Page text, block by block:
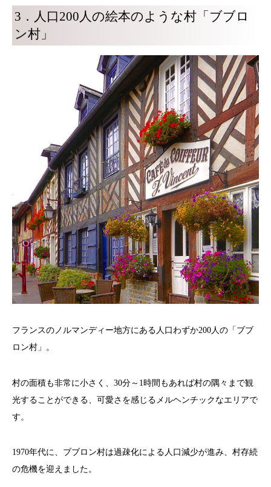
3．人口200人の絵本のような村「ブブロ
ン村」
フランスのノルマンディー地方にある人口わずか200人の「ブブ
ロン村」。
村の面積も非常に小さく、30分～1時間もあれば村の隅々まで観
光することができる、可愛さを感じるメルヘンチックなエリアで
す。
1970年代に、ブブロン村は過疎化による人口減少が進み、村存続
の危機を迎えました。